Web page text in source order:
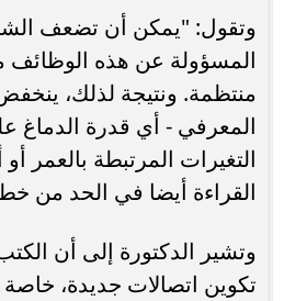
وتقول: "يمكن أن تضعف
المسؤولة عن هذه الوظائف
منتظمة. ونتيجة لذلك،
المعرفي - أي قدرة الدماغ
التغيرات المرتبطة بالعمر
القراءة أيضا في الحد من
وتشير الدكتورة إلى أن
تكوين اتصالات جديدة،